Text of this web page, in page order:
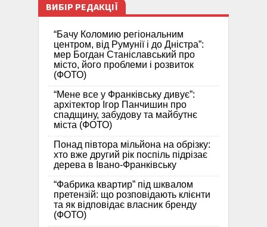
ВИБІР РЕДАКЦІЇ
“Бачу Коломию регіональним
центром, від Румунії і до Дністра”:
мер Богдан Станіславський про
місто, його проблеми і розвиток
(ФОТО)
“Мене все у Франківську дивує”:
архітектор Ігор Панчишин про
спадщину, забудову та майбутнє
міста (ФОТО)
Понад півтора мільйона на обрізку:
хто вже другий рік поспіль підрізає
дерева в Івано-Франківську
“Фабрика квартир” під шквалом
претензій: що розповідають клієнти
та як відповідає власник бренду
(ФОТО)